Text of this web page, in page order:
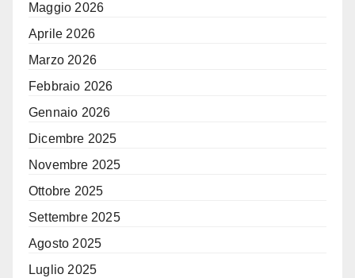
Maggio 2026
Aprile 2026
Marzo 2026
Febbraio 2026
Gennaio 2026
Dicembre 2025
Novembre 2025
Ottobre 2025
Settembre 2025
Agosto 2025
Luglio 2025